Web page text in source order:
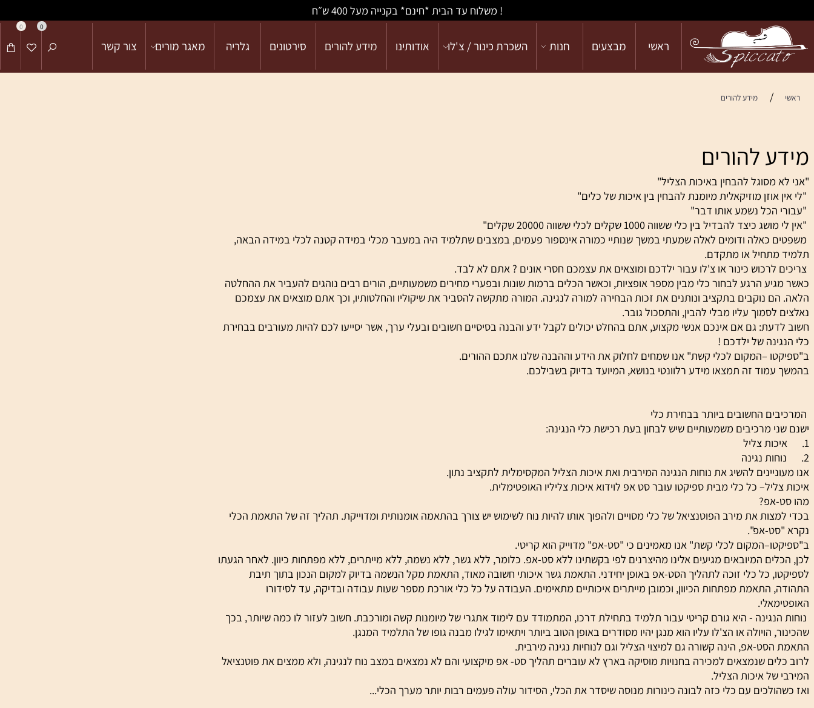
! משלוח עד הבית *חינם* בקנייה מעל 400 ש״ח
0 0
ראשי מבצעים חנות השכרת כינור / צ'לו אודותינו מידע להורים סירטונים גלריה מאגר מורים צור קשר
מידע להורים
להורים
מסוגל להבחין באיכות הצליל"
מוזיקאלית מיומנת להבחין בין איכות של כלים"
הכל נשמע אותו דבר"
להבדיל בין כלי ששווה 1000 שקלים לכלי ששווה 20000 שקלים"
כאלה ודומים לאלה שמעתי במשך שנותיי כמורה אינספור פעמים, במצבים שתלמיד היה במעבר מכלי במידה קטנה לכלי במידה הבאה,
או מתקדם.
לרכוש כינור או צ'לו עבור ילדכם ומוצאים את עצמכם חסרי אונים ? אתם לא לבד.
הרגע לבחור כלי מבין מספר אופציות, וכאשר הכלים ברמות שונות ובפערי מחירים משמעותיים, הורים רבים נוהגים להעביר את ההחלטה
נוקבים בתקציב ונותנים את זכות הבחירה למורה לנגינה. המורה מתקשה להסביר את שיקוליו והחלטותיו, וכך אתם מוצאים את עצמכם
עליו מבלי להבין, והתסכול גובר.
גם אם אינכם אנשי מקצוע, אתם בהחלט יכולים לקבל ידע והבנה בסיסיים חשובים ובעלי ערך, אשר יסייעו לכם להיות מעורבים בבחירת
של ילדכם !
–המקום לכלי קשת" אנו שמחים לחלוק את הידע וההבנה שלנו אתכם ההורים.
החשובים ביותר בבחירת כלי
מרכיבים משמעותיים שיש לבחון בעת רכישת כלי הנגינה:
להשיג את נוחות הנגינה המירבית ואת איכות הצליל המקסימלית לתקציב נתון.
כל כלי מבית ספיקטו עובר סט אפ לוידוא איכות צליליו האופטימלית.
אפ?
את מירב הפוטנציאל של כלי מסויים ולהפוך אותו להיות נוח לשימוש יש צורך בהתאמה אומנותית ומדוייקת. תהליך זה של התאמת הכלי
אפ".
לכלי קשת" אנו מאמינים כי "סט-אפ" מדוייק הוא קריטי.
המיובאים מגיעים אלינו מהיצרנים לפי בקשתינו ללא סט-אפ. כלומר, ללא גשר, ללא נשמה, ללא מייתרים, ללא מפתחות כיוון. לאחר הגעתו
כל כלי זוכה לתהליך הסט-אפ באופן יחידני. התאמת גשר איכותי חשובה מאוד, התאמת מקל הנשמה בדיוק למקום הנכון בתוך תיבת
התאמת מפתחות הכיוון, וכמובן מייתרים איכותיים מתאימים. העבודה על כל כלי אורכת מספר שעות עבודה ובדיקה, עד לסידורו
- היא גורם קריטי עבור תלמיד בתחילת דרכו, המתמודד עם לימוד אתגרי של מיומנות קשה ומורכבת. חשוב לעזור לו כמה שיותר, בכך
הויולה או הצ'לו עליו הוא מנגן יהיו מסודרים באופן הטוב ביותר ויתאימו לגילו מבנה גופו של התלמיד המנגן.
אפ, הינה קשורה גם למיצוי הצליל וגם לנוחיות נגינה מירבית.
שנמצאים למכירה בחנויות מוסיקה בארץ לא עוברים תהליך סט- אפ מיקצועי והם לא נמצאים במצב נוח לנגינה, ולא ממצים את פוטנציאל